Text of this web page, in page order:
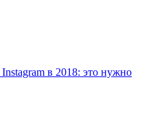
в 2018: это нужно